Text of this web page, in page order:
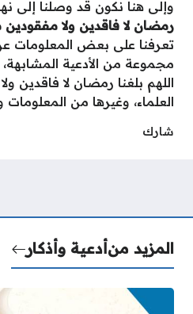
وإلى هنا نكون قد وصلنا إلى
رمضان لا فاقدين ولا
تعرفنا على بعض المعلومات عن
مجموعة من الأدعية
اللهم بلغنا رمضان لا فاقدين
العلماء، وغيرها من المعلومات
شارك
المزيد منأدعية وأذكار